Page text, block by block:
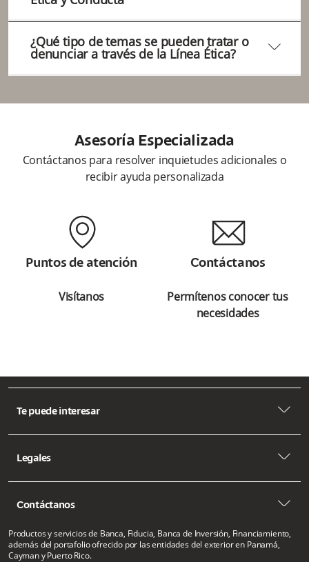
Informe de Incumplimientos al Código de
Ética y Conducta.
¿Qué tipo de temas se pueden tratar o
denunciar a través de la Línea Ética? arrow2-down
• Falsos reportes.
• Fraude o hurto.
• Malversación de activos.
• Manipulación de estados financieros
• Abuso tecnológico.
• Violación de leyes o regulaciones.
• Conductas del banco en relación con
accionistas.
gestión humana.
• Revelación de información privilegiada.
de Ética, Código de Buen Gobierno, Manual
Protocolo de Actos Impropios.
detalle.
Asesoría Especializada
Contáctanos para resolver inquietudes adicionales o
recibir ayuda personalizada
Puntos de atención
Visítanos
Contáctanos
Permítenos conocer tus
necesidades
Te puede interesar arrow2-down
Legales arrow2-down
Contáctanos arrow2-down
Productos y servicios de Banca, Fiducia, Banca de Inversión, Financiamiento,
además del portafolio ofrecido por las entidades del exterior en Panamá,
Cayman y Puerto Rico.